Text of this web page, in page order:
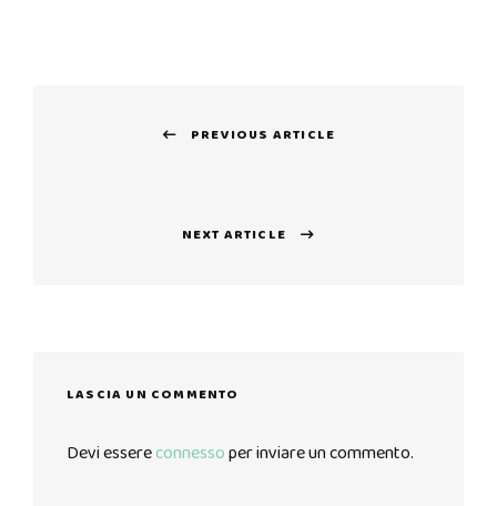
PREVIOUS ARTICLE
NEXT ARTICLE
LASCIA UN COMMENTO
Devi essereconnessoper inviare un commento.